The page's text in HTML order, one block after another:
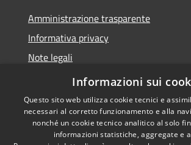
Amministrazione trasparente
Informativa privacy
Note legali
Dichiarazione di accessibilità
Copyright
Informazioni sui
Questo sito web utilizza cookie tecnici e
necessari al corretto funzionamento e alla
nonché un cookie tecnico analitico al solo
informazioni statistiche, aggregate e